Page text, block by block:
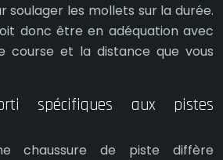
soulager les mollets sur la durée.
donc être en adéquation avec
course et la distance que vous
spécifiques aux pistes
chaussure de piste diffère